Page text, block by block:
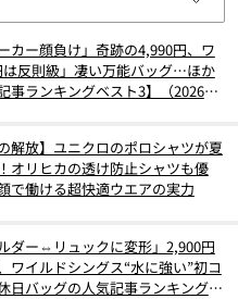
カー顔負け」奇跡の4,990円、ワ
は反則級」凄い万能バッグ…ほか
事ランキングベスト3】（2026年
解放】ユニクロのポロシャツが夏
オリヒカの透け防止シャツも優
で働ける超快適ウエアの実力
ダー⇔リュックに変形」2,900円
ワイルドシングス“水に強い”初コ
日バッグの人気記事ランキングベ